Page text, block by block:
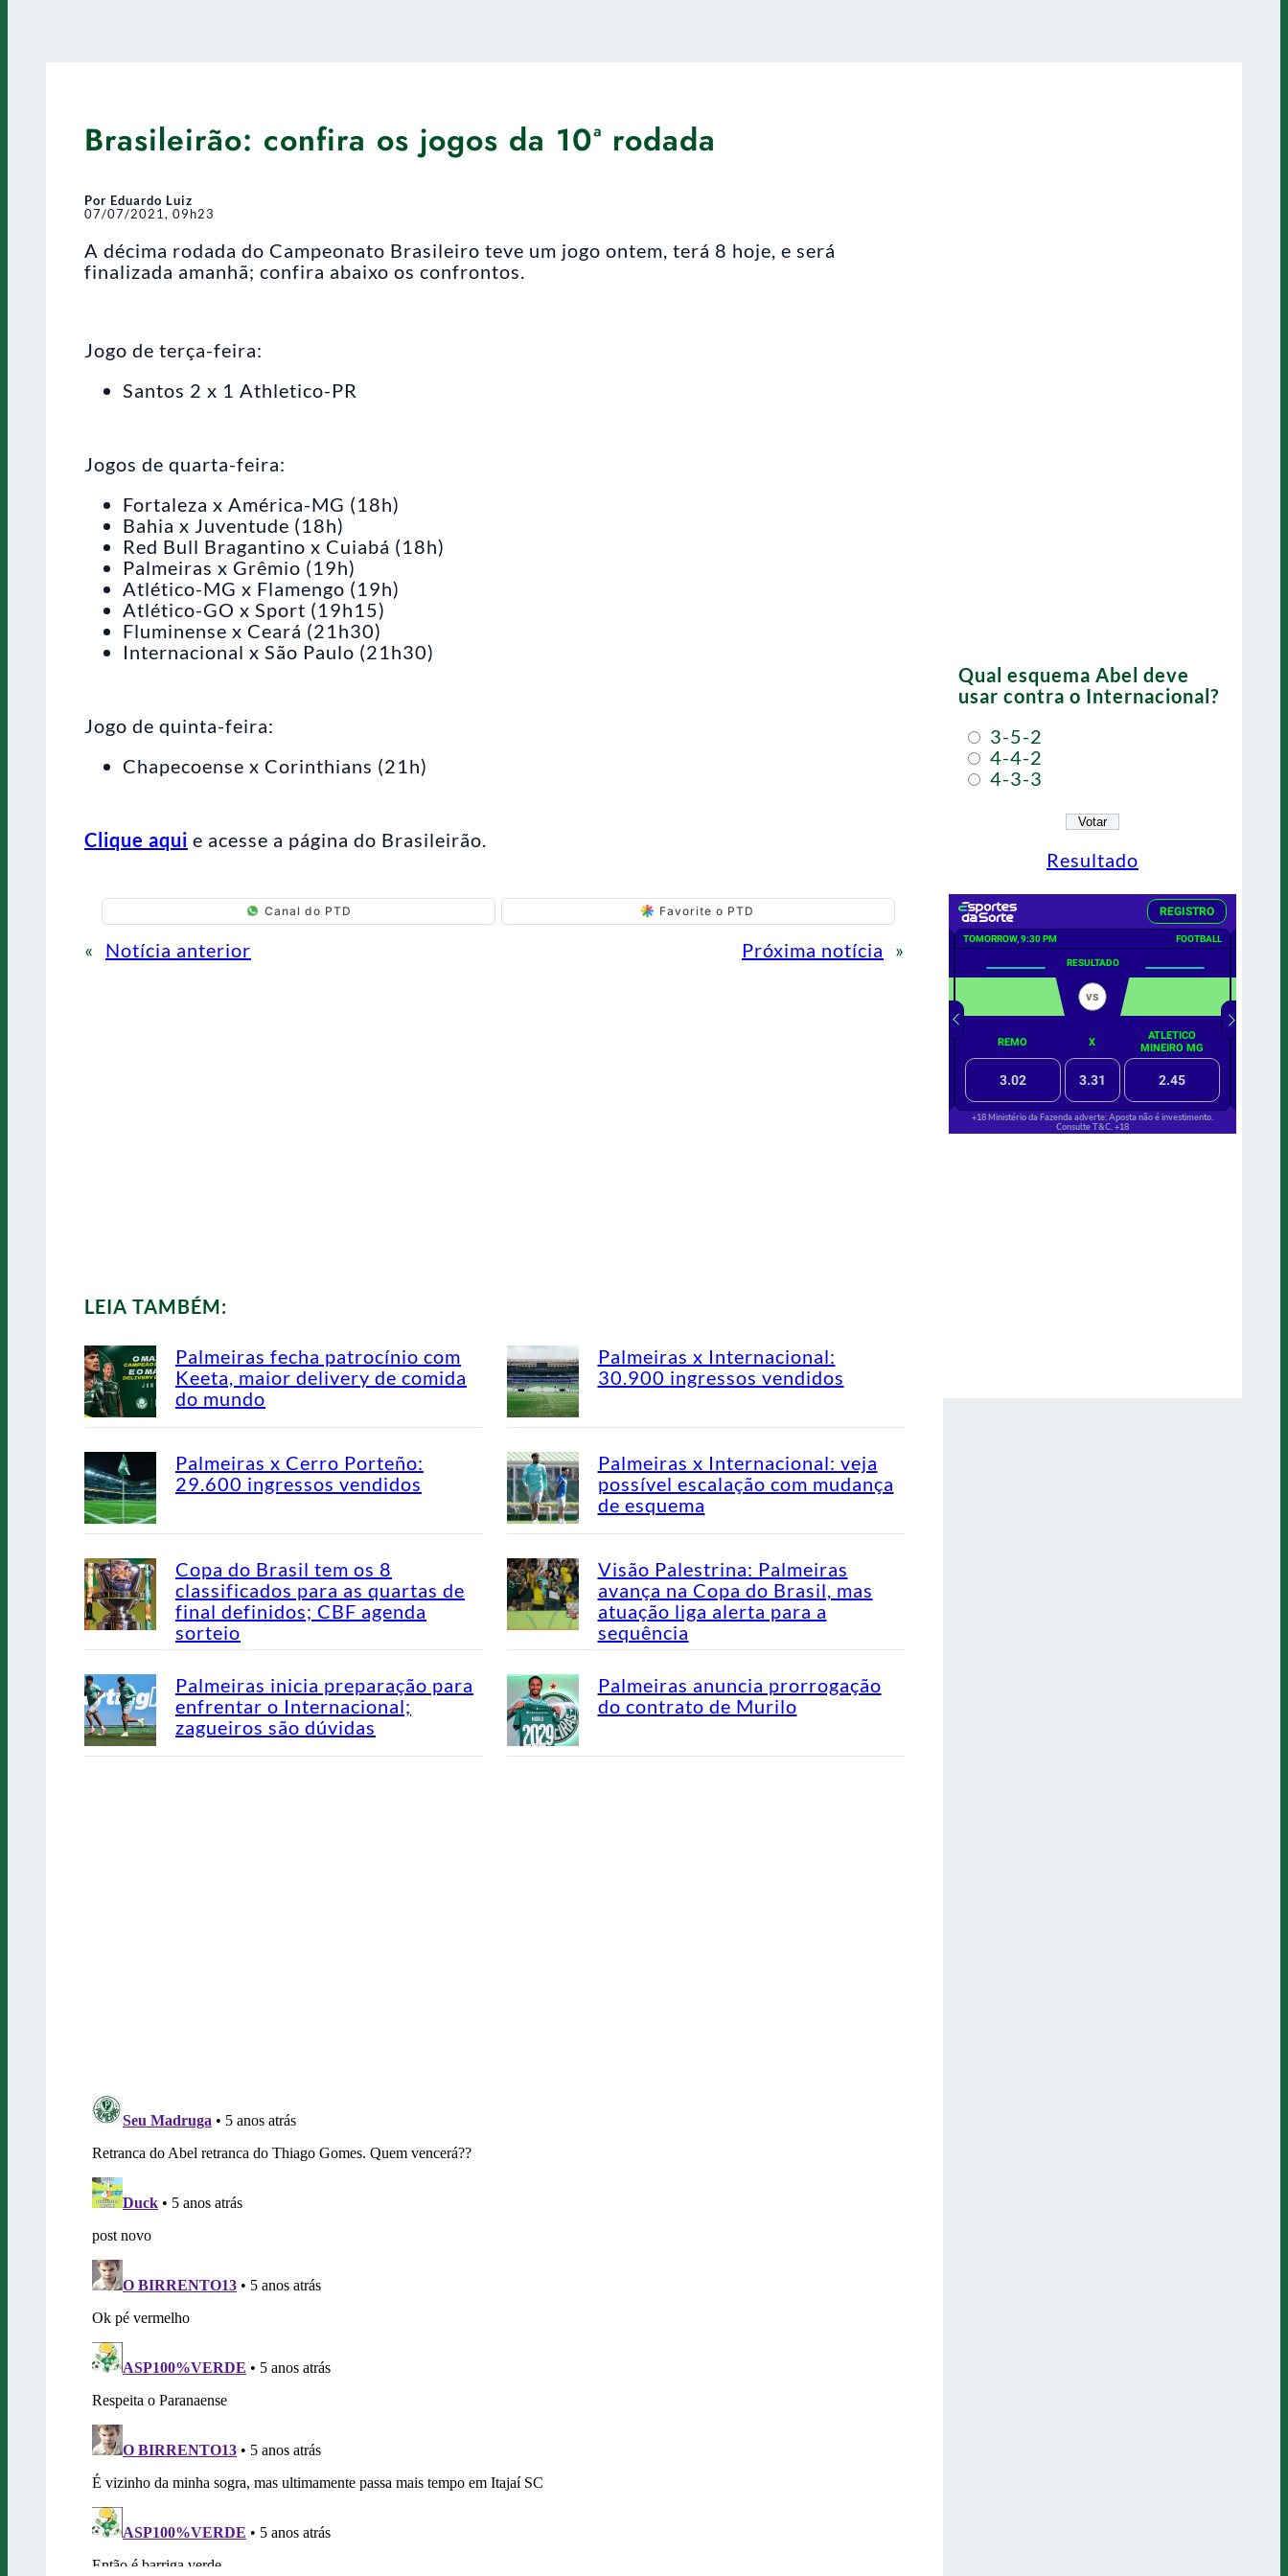
Brasileirão: confira os jogos da 10ª rodada
Por Eduardo Luiz
07/07/2021, 09h23
A décima rodada do Campeonato Brasileiro teve um jogo ontem, terá 8 hoje, e será
finalizada amanhã; confira abaixo os confrontos.
Jogo de terça-feira:
Santos 2 x 1 Athletico-PR
Jogos de quarta-feira:
Fortaleza x América-MG (18h)
Bahia x Juventude (18h)
Red Bull Bragantino x Cuiabá (18h)
Palmeiras x Grêmio (19h)
Atlético-MG x Flamengo (19h)
Atlético-GO x Sport (19h15)
Fluminense x Ceará (21h30)
Internacional x São Paulo (21h30)
Jogo de quinta-feira:
Chapecoense x Corinthians (21h)
Clique aqui e acesse a página do Brasileirão.
Canal do PTD Favorite o PTD
« Notícia anterior Próxima notícia »
LEIA TAMBÉM:
Palmeiras fecha patrocínio com
Keeta, maior delivery de comida
do mundo
Palmeiras x Internacional:
30.900 ingressos vendidos
Palmeiras x Cerro Porteño:
29.600 ingressos vendidos
Palmeiras x Internacional: veja
possível escalação com mudança
de esquema
Copa do Brasil tem os 8
classificados para as quartas de
final definidos; CBF agenda
sorteio
Visão Palestrina: Palmeiras
avança na Copa do Brasil, mas
atuação liga alerta para a
sequência
Palmeiras inicia preparação para
enfrentar o Internacional;
zagueiros são dúvidas
Palmeiras anuncia prorrogação
do contrato de Murilo
Qual esquema Abel deve
usar contra o Internacional?
3-5-2
4-4-2
4-3-3
Resultado